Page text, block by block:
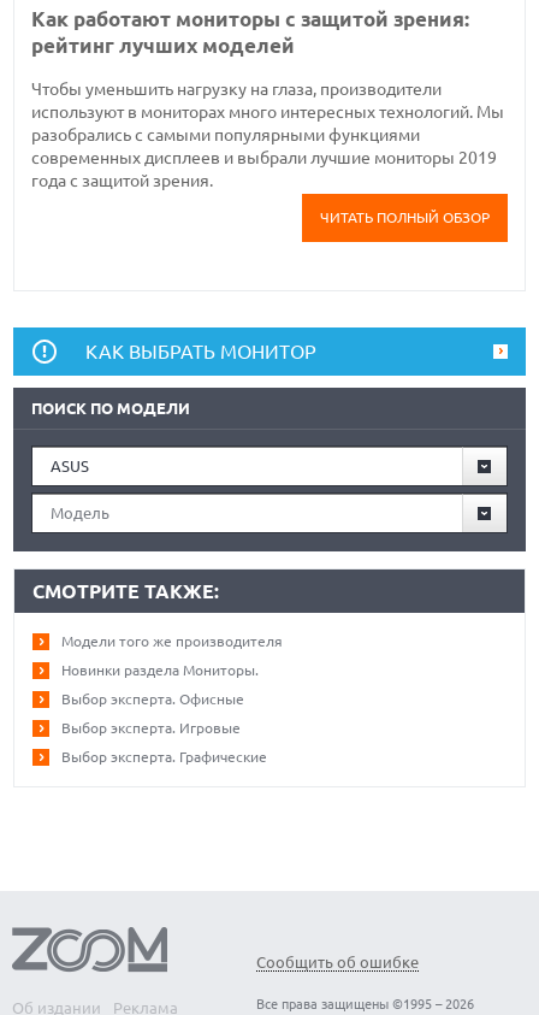
Как работают мониторы с защитой зрения:
рейтинг лучших моделей
Чтобы уменьшить нагрузку на глаза, производители
используют в мониторах много интересных технологий. Мы
разобрались с самыми популярными функциями
современных дисплеев и выбрали лучшие мониторы 2019
года с защитой зрения.
ЧИТАТЬ ПОЛНЫЙ ОБЗОР
КАК ВЫБРАТЬ МОНИТОР
ПОИСК ПО МОДЕЛИ
ASUS
Модель
СМОТРИТЕ ТАКЖЕ:
Модели того же производителя
Новинки раздела Мониторы.
Выбор эксперта. Офисные
Выбор эксперта. Игровые
Выбор эксперта. Графические
Об издании Реклама
Сообщить об ошибке
Все права защищены ©1995 – 2026